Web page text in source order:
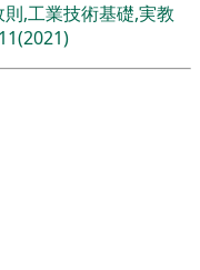
,工業技術基礎,実教